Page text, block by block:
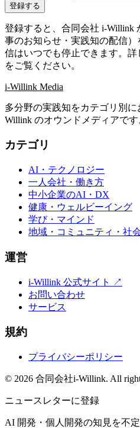
登録する
登録すると、合同会社 i-Willink
事のお知らせ・実践知の配信
信はいつでも停止できます。
をご覧ください。
i-Willink Media
多分野の実践知をカテゴリ別
Willink のオウンドメディアです
カテゴリ
AI・テクノロジー
一人会社・働き方
中小企業のAI・DX
健康・ウェルビーイング
学び・マインド
地域・コミュニティ・社
運営
i-Willink 公式サイト ↗
お問い合わせ
サービス
規約
プライバシーポリシー
© 2026 合同会社i-Willink. All
ニュースレターに登録
AI 開発・個人開発の知見を不